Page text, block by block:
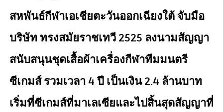
สหพันธ์กีฬาเอเชียตะวันออกเฉียงใต้ จับมือ
บริษัท ทรงสมัยราชเทวี 2525 ลงนามสัญญา
สนับสนุนชุดเสื้อผ้าเครื่องกีฬาทีมมนตรี
ซีเกมส์ รวมเวลา 4 ปี เป็นเงิน 2.4 ล้านบาท
เริ่มที่ซีเกมส์ที่มาเลเซียและไปสิ้นสุดสัญญาที่